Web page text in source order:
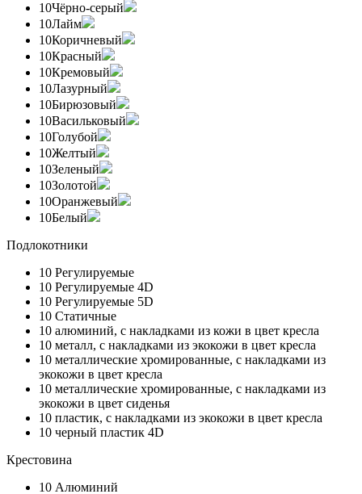
10Чёрно-серый
10Лайм
10Коричневый
10Красный
10Кремовый
10Лазурный
10Бирюзовый
10Васильковый
10Голубой
10Желтый
10Зеленый
10Золотой
10Оранжевый
10Белый
Подлокотники
10 Регулируемые
10 Регулируемые 4D
10 Регулируемые 5D
10 Статичные
10 алюминий, с накладками из кожи в цвет кресла
10 металл, с накладками из экокожи в цвет кресла
10 металлические хромированные, с накладками из
экокожи в цвет кресла
10 металлические хромированные, с накладками из
экокожи в цвет сиденья
10 пластик, с накладками из экокожи в цвет кресла
10 черный пластик 4D
Крестовина
10 Алюминий